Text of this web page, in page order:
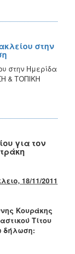
στην
στην Ημερίδα
& ΤΟΠΙΚΗ
για τον
18/11/2011
Κουράκης
Τίτου
δήλωση: